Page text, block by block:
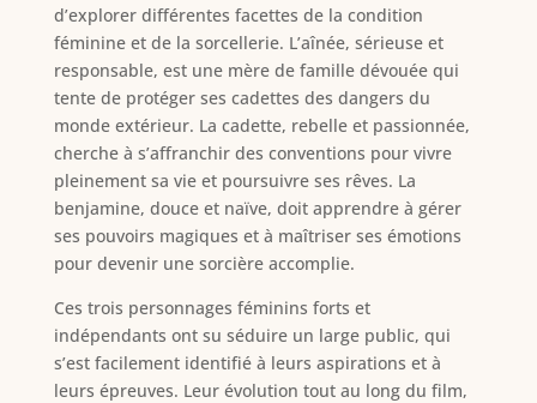
d’explorer différentes facettes de la condition
féminine et de la sorcellerie. L’aînée, sérieuse et
responsable, est une mère de famille dévouée qui
tente de protéger ses cadettes des dangers du
monde extérieur. La cadette, rebelle et passionnée,
cherche à s’affranchir des conventions pour vivre
pleinement sa vie et poursuivre ses rêves. La
benjamine, douce et naïve, doit apprendre à gérer
ses pouvoirs magiques et à maîtriser ses émotions
pour devenir une sorcière accomplie.
Ces trois personnages féminins forts et
indépendants ont su séduire un large public, qui
s’est facilement identifié à leurs aspirations et à
leurs épreuves. Leur évolution tout au long du film,